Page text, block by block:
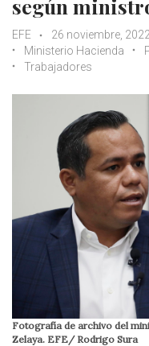
según
EFE 26 noviembre, 2022
Ministerio Hacienda
Trabajadores
Fotografía de archivo del
Zelaya. EFE/ Rodrigo Sura